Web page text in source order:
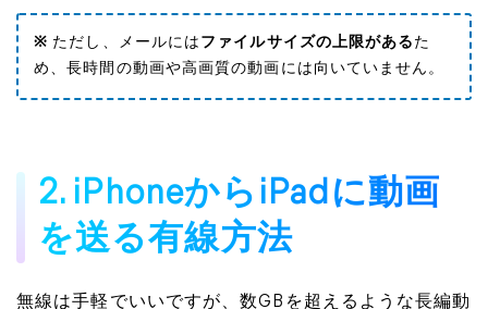
※ ただし、メールには ファイルサイズの上限がある た
め、長時間の動画や高画質の動画には向いていません。
2. iPhoneからiPadに動画
を送る有線方法
無線は手軽でいいですが、数GBを超えるような長編動